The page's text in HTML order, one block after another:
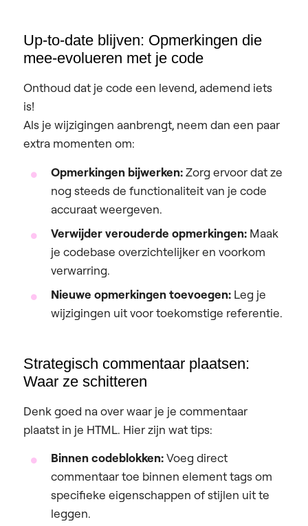
Up-to-date blijven: Opmerkingen die
mee-evolueren met je code
Onthoud dat je code een levend, ademend iets
is!
Als je wijzigingen aanbrengt, neem dan een paar
extra momenten om:
Opmerkingen bijwerken:Zorg ervoor dat ze
nog steeds de functionaliteit van je code
accuraat weergeven.
Verwijder verouderde opmerkingen: Maak
je codebase overzichtelijker en voorkom
verwarring.
Nieuwe opmerkingen toevoegen: Leg je
wijzigingen uit voor toekomstige referentie.
Strategisch commentaar plaatsen:
Waar ze schitteren
Denk goed na over waar je je commentaar
plaatst in je HTML. Hier zijn wat tips:
Binnen codeblokken:Voeg direct
commentaar toe binnen element tags om
specifieke eigenschappen of stijlen uit te
leggen.